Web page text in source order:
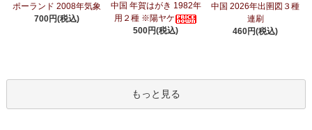
ポーランド 2008年気象
700円(税込)
中国 年賀はがき 1982年
用２種 ※陽ヤケ
500円(税込)
中国 2026年出圉図３種
連刷
460円(税込)
もっと見る